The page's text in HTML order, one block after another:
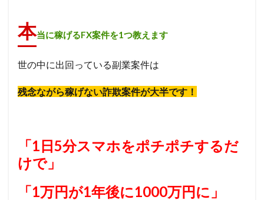
本当に稼げるFX案件を1つ教えます
世の中に出回っている副業案件は
残念ながら稼げない詐欺案件が大半です！
「1日5分スマホをポチポチするだ
けで」
「1万円が1年後に1000万円に」